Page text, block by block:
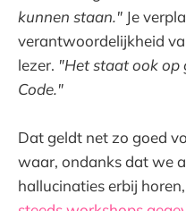
kunnen staan." Je
verantwoordelijkheid
lezer. "Het staat ook op
Code."
Dat geldt net zo goed
waar, ondanks dat we
hallucinaties erbij